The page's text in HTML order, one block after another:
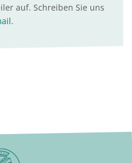
auf. Schreiben Sie uns
.